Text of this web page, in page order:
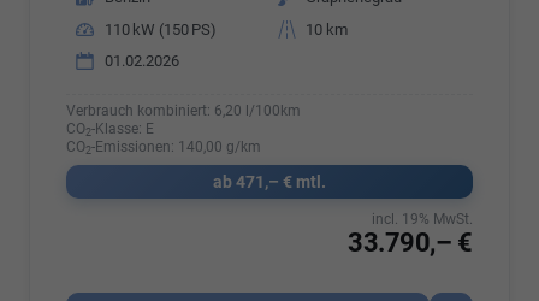
Leistung
110 kW (150 PS) Kilometerstand
10 km
01.02.2026
Verbrauch kombiniert: 6,20 l/100km
CO2-Klasse: E
CO2-Emissionen: 140,00 g/km
ab 471,– € mtl.
33.790,– €
incl. 19% MwSt.